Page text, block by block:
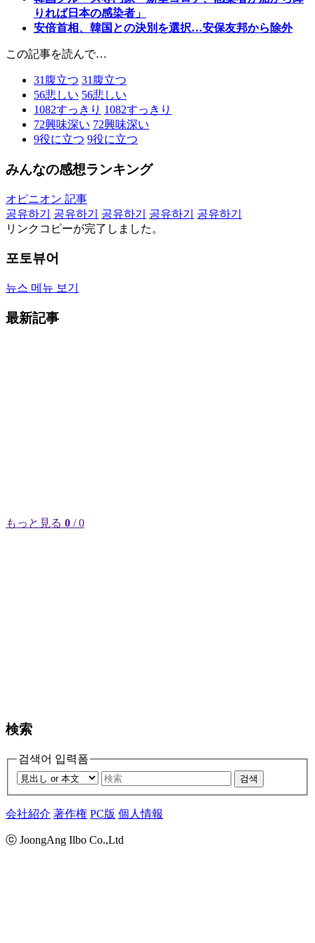
りれば日本の感染者」
安倍首相、韓国との決別を選択…安保友邦から除外
この記事を読んで…
31 腹立つ 31 腹立つ
56悲しい 56悲しい
1082すっきり 1082すっきり
72興味深い 72興味深い
9役に立つ 9役に立つ
みんなの感想ランキング
オピニオン 記事
공유하기
공유하기 공유하기 공유하기
공유하기
リンクコピーが完了しました。
포토뷰어
뉴스 메뉴 보기
最新記事
もっと見る 0 / 0
検索
검색어 입력폼
검색
会社紹介 著作権 PC版 個人情報
ⓒ JoongAng Ilbo Co.,Ltd